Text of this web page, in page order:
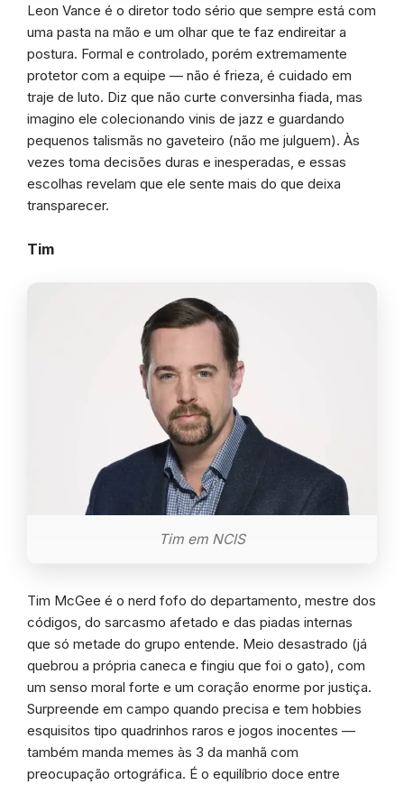
Leon Vance é o diretor todo sério que sempre está com
uma pasta na mão e um olhar que te faz endireitar a
postura. Formal e controlado, porém extremamente
protetor com a equipe — não é frieza, é cuidado em
traje de luto. Diz que não curte conversinha fiada, mas
imagino ele colecionando vinis de jazz e guardando
pequenos talismãs no gaveteiro (não me julguem). Às
vezes toma decisões duras e inesperadas, e essas
escolhas revelam que ele sente mais do que deixa
transparecer.
Tim
Tim em NCIS
Tim McGee é o nerd fofo do departamento, mestre dos
códigos, do sarcasmo afetado e das piadas internas
que só metade do grupo entende. Meio desastrado (já
quebrou a própria caneca e fingiu que foi o gato), com
um senso moral forte e um coração enorme por justiça.
Surpreende em campo quando precisa e tem hobbies
esquisitos tipo quadrinhos raros e jogos inocentes —
também manda memes às 3 da manhã com
preocupação ortográfica. É o equilíbrio doce entre